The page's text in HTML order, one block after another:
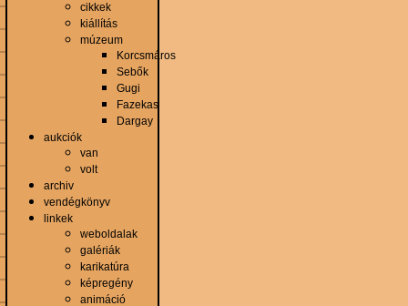
cikkek
kiállítás
múzeum
Korcsmáros
Sebők
Gugi
Fazekas
Dargay
aukciók
van
volt
archiv
vendégkönyv
linkek
weboldalak
galériák
karikatúra
képregény
animáció